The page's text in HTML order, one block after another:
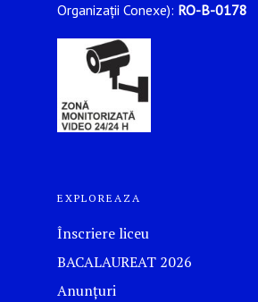
Organizații Conexe): RO-B-0178
EXPLOREAZA
Înscriere liceu
BACALAUREAT 2026
Anunțuri